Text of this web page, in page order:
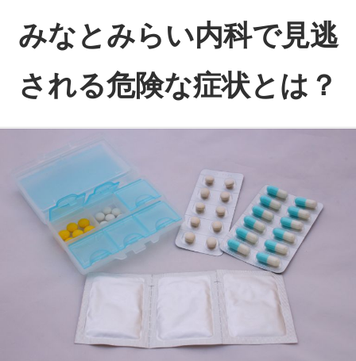
へ
みなとみらい内科で見逃
される危険な症状とは？
み
ら